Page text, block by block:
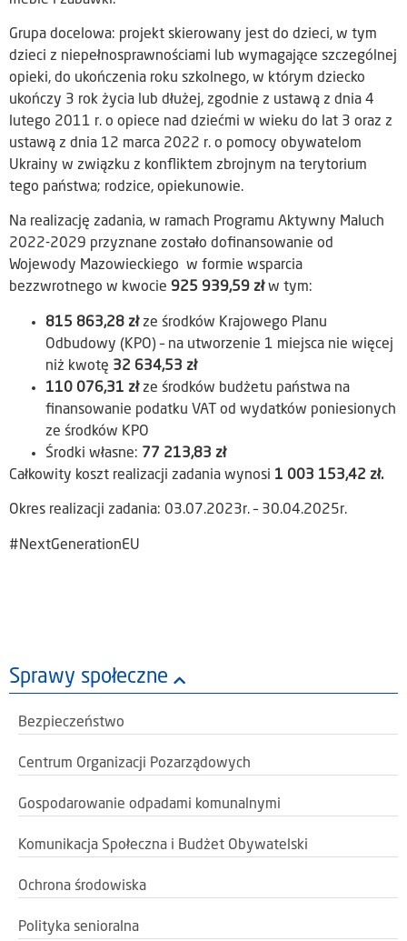
Sprawy społeczne
Bezpieczeństwo
Centrum Organizacji Pozarządowych
Gospodarowanie odpadami komunalnymi
Komunikacja Społeczna i Budżet Obywatelski
Ochrona środowiska
Polityka senioralna
Grupa docelowa: projekt skierowany jest do dzieci, w tym
dzieci z niepełnosprawnościami lub wymagające szczególnej
opieki, do ukończenia roku szkolnego, w którym dziecko
ukończy 3 rok życia lub dłużej, zgodnie z ustawą z dnia 4
lutego 2011 r. o opiece nad dziećmi w wieku do lat 3 oraz z
ustawą z dnia 12 marca 2022 r. o pomocy obywatelom
Ukrainy w związku z konfliktem zbrojnym na terytorium
tego państwa; rodzice, opiekunowie.
Na realizację zadania, w ramach Programu Aktywny Maluch
2022-2029 przyznane zostało dofinansowanie od
Wojewody Mazowieckiego w formie wsparcia
bezzwrotnego w kwocie 925 939,59 złw tym:
815 863,28 złze środków Krajowego Planu
Odbudowy (KPO) – na utworzenie 1 miejsca nie więcej
niż kwotę 32 634,53 zł
110 076,31 złze środków budżetu państwa na
finansowanie podatku VAT od wydatków poniesionych
ze środków KPO
Środki własne: 77 213,83 zł
Całkowity koszt realizacji zadania wynosi 1 003 153,42 zł.
Okres realizacji zadania: 03.07.2023r. – 30.04.2025r.
#NextGenerationEU